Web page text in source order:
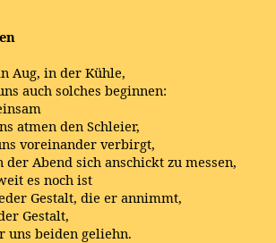
Aug, in der Kühle,
auch solches beginnen:
atmen den Schleier,
voreinander verbirgt,
der Abend sich anschickt zu messen,
es noch ist
Gestalt, die er annimmt,
Gestalt,
uns beiden geliehn.